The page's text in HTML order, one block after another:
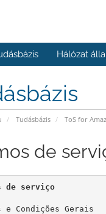
Hálózat
Tudásbázis ToS for
de
de serviço
e Condições Gerais